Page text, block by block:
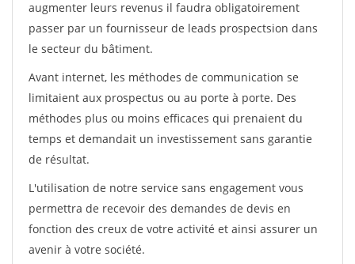
augmenter leurs revenus il faudra obligatoirement
passer par un fournisseur de leads prospectsion dans
le secteur du bâtiment.
Avant internet, les méthodes de communication se
limitaient aux prospectus ou au porte à porte. Des
méthodes plus ou moins efficaces qui prenaient du
temps et demandait un investissement sans garantie
de résultat.
L'utilisation de notre service sans engagement vous
permettra de recevoir des demandes de devis en
fonction des creux de votre activité et ainsi assurer un
avenir à votre société.